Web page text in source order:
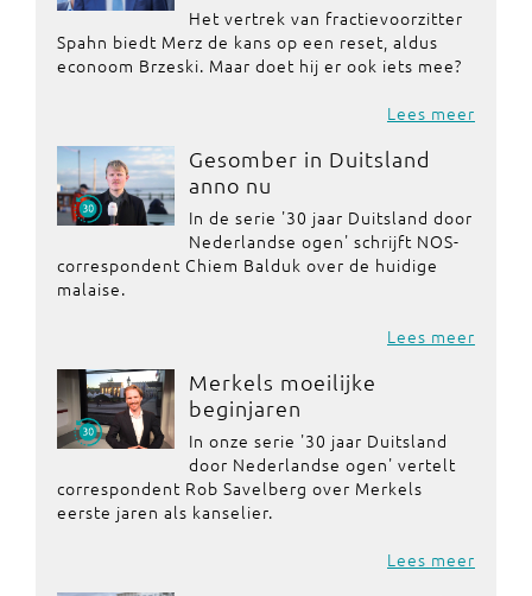
Het vertrek van fractievoorzitter
Spahn biedt Merz de kans op een reset, aldus
econoom Brzeski. Maar doet hij er ook iets mee?
Lees meer
Gesomber in Duitsland
anno nu
In de serie '30 jaar Duitsland door
Nederlandse ogen' schrijft NOS-
correspondent Chiem Balduk over de huidige
malaise.
Lees meer
Merkels moeilijke
beginjaren
In onze serie '30 jaar Duitsland
door Nederlandse ogen' vertelt
correspondent Rob Savelberg over Merkels
eerste jaren als kanselier.
Lees meer